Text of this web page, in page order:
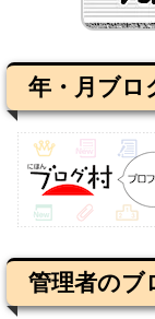
年・月ブロ
管理者のブ